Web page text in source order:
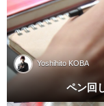
Yoshihito KOBA
ペン回